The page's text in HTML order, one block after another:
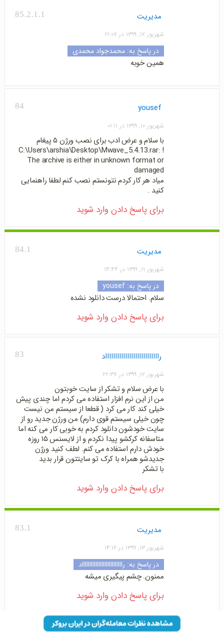
85.2.1.1 مدیریت
شهریور ۱۲, ۱۳۹۹ در ۲۱:۰۷
در پاسخ به: محمدجواد محمدی
همین خوبه
84 yousef
شهریور ۱۰, ۱۳۹۹ در ۰۱:۱۱
با سلام و عرض ادب برای نصب ورژن ۵ پیغام
! C:\Users\arshia\Desktop\Mwave_5.4.13.rar:
The archive is either in unknown format or
damaged
میاد هر کار کردم نتونستم نصب کنم لطفا راهنمایی
کنید .
برای پاسخ دادن وارد شوید
84.1 مدیریت
شهریور ۱۱, ۱۳۹۹ در ۱۴:۴۴
در پاسخ به: yousef
سلام. احتمالا درست دانلود نشده
برای پاسخ دادن وارد شوید
83 راااااااااااااااااااااااااااد
شهریور ۱۲, ۱۳۹۹ در ۲۲:۳۷
با عرض سلام و تشکر از سایت خوبتون
من از این نرم افزار استفاده می کردم اما چندی پیش
خیلی کند کار می کرد ( قطعا از سیستم من نیست
چون خیلی سیستم قوی دارم) من ورژن جدید رو از
سایت خودشون دانلود کردم به خوبی کار می کنه اما
متاسفانه کرکشو پیدا نکردم و از لایسنس ۱۵ روزه
خودش دارم استفاده می کنم. لطف کنید ورژن
جدیدشو همراه با کرک تو سایتتون قرار بدید
با تشکر
برای پاسخ دادن وارد شوید
83.1 مدیریت
شهریور ۱۳, ۱۳۹۹ در ۱۴:۱۶
در پاسخ به: راااااااااااااااااااااااااااد
ممنون. چشم پیگیری میشه
برای پاسخ دادن وارد شوید